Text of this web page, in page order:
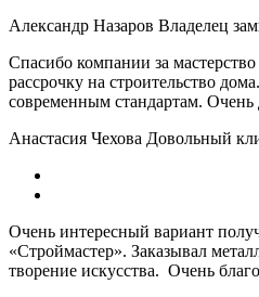
Александр Назаров Владелец
Спасибо компании за
рассрочку на строительство
современным стандартам. Очень
Анастасия Чехова Довольный
Очень интересный вариант
«Строймастер». Заказывал
творение искусства. Очень